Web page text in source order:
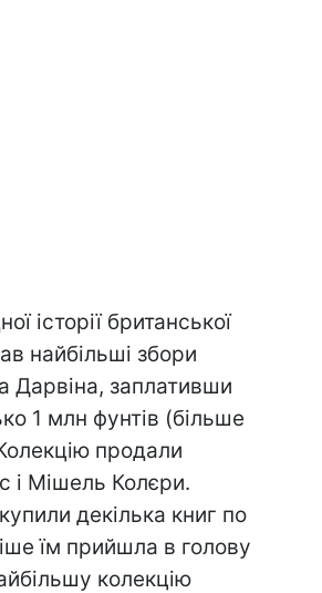
історії британської
найбільші збори
Дарвіна, заплативши
1 млн фунтів (більше
продали
і Мішель Колєри.
декілька книг по
їм прийшла в голову
колекцію